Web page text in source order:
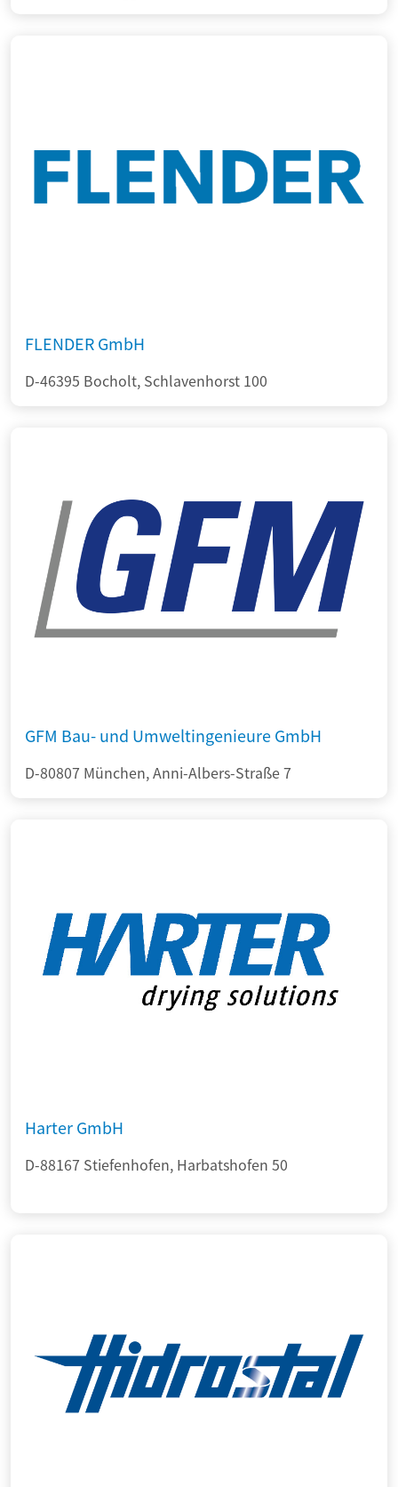
FLENDER GmbH
D-46395 Bocholt, Schlavenhorst 100
GFM Bau- und Umweltingenieure GmbH
D-80807 München, Anni-Albers-Straße 7
Harter GmbH
D-88167 Stiefenhofen, Harbatshofen 50